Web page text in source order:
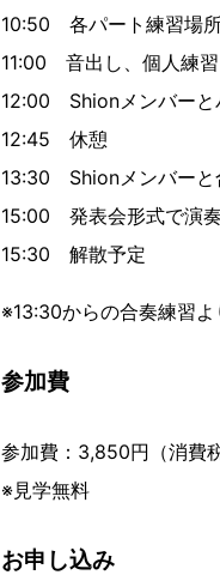
10:50 各パート練習場所
11:00 音出し、個人練習
12:00 Shionメンバーと
12:45 休憩
13:30 Shionメンバーと
15:00 発表会形式で演
15:30 解散予定
※13:30からの合奏練習よ
参加費
参加費：3,850円（消費税
※見学無料
お申し込み